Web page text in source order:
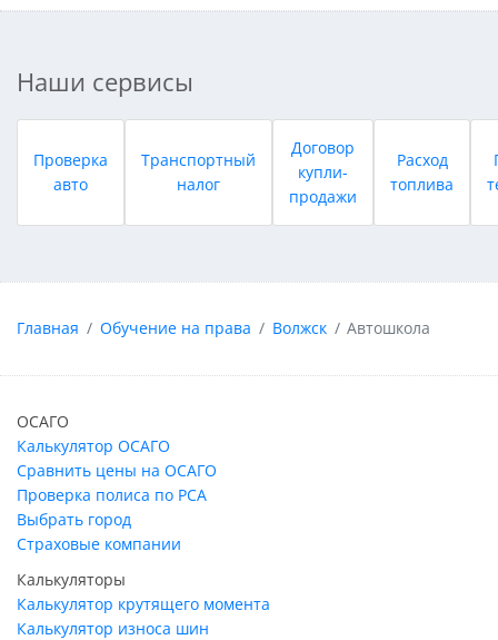
Наши сервисы
Проверка
авто
Транспортный
налог
Договор
купли-
продажи
Расход
топлива
Главная Обучение на права Волжск Автошкола
ОСАГО
Калькулятор ОСАГО
Сравнить цены на ОСАГО
Проверка полиса по РСА
Выбрать город
Страховые компании
Калькуляторы
Калькулятор крутящего момента
Калькулятор износа шин